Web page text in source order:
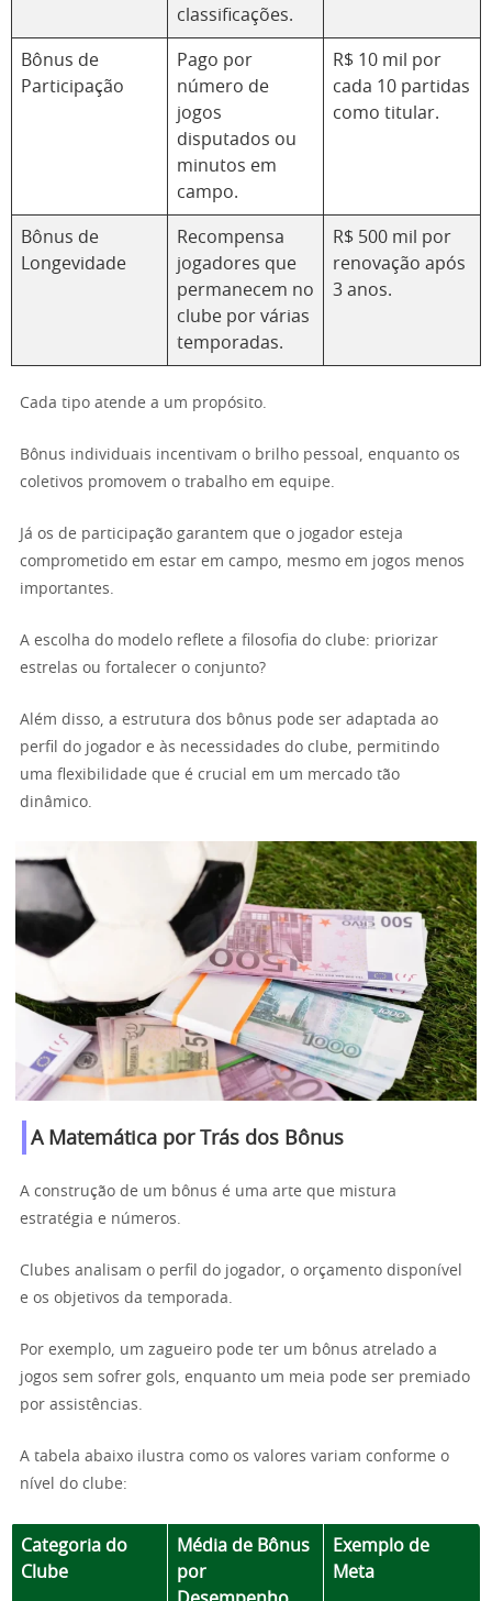
classificações.
Bônus de
Participação
Pago por
número de
jogos
disputados ou
minutos em
campo.
R$ 10 mil por
cada 10 partidas
como titular.
Bônus de
Longevidade
Recompensa
jogadores que
permanecem no
clube por várias
temporadas.
R$ 500 mil por
renovação após
3 anos.
Cada tipo atende a um propósito.
Bônus individuais incentivam o brilho pessoal, enquanto os
coletivos promovem o trabalho em equipe.
Já os de participação garantem que o jogador esteja
comprometido em estar em campo, mesmo em jogos menos
importantes.
A escolha do modelo reflete a filosofia do clube: priorizar
estrelas ou fortalecer o conjunto?
Além disso, a estrutura dos bônus pode ser adaptada ao
perfil do jogador e às necessidades do clube, permitindo
uma flexibilidade que é crucial em um mercado tão
dinâmico.
A Matemática por Trás dos Bônus
A construção de um bônus é uma arte que mistura
estratégia e números.
Clubes analisam o perfil do jogador, o orçamento disponível
e os objetivos da temporada.
Por exemplo, um zagueiro pode ter um bônus atrelado a
jogos sem sofrer gols, enquanto um meia pode ser premiado
por assistências.
A tabela abaixo ilustra como os valores variam conforme o
nível do clube:
Categoria do
Clube
Média de Bônus
por
Exemplo de
Meta